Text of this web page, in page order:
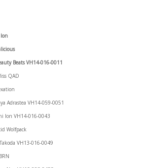
Beats VH14-016-0011
QAD
Adrastea VH14-059-0051
Ion VH14-016-0043
Wolfpack
VH13-016-0049